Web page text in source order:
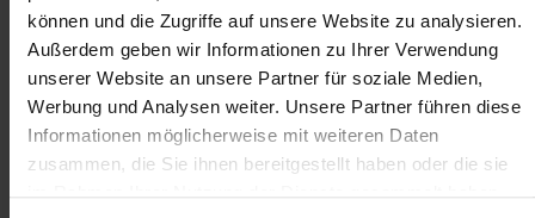
können und die Zugriffe auf unsere Website zu analysieren.
Außerdem geben wir Informationen zu Ihrer Verwendung
unserer Website an unsere Partner für soziale Medien,
Werbung und Analysen weiter. Unsere Partner führen diese
Informationen möglicherweise mit weiteren Daten
zusammen, die Sie ihnen bereitgestellt haben oder die sie
ab sofort
Das sind deine Aufgaben:
Analysieren und Beheben von Störungen an unseren
vollautomatisierten Fertigungsanlagen